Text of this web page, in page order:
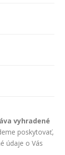
vyhradené
poskytovať,
údaje o Vás